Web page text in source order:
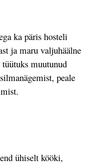
ka päris hosteli
ja maru valjuhäälne
muutunud
peale
ühiselt kööki,